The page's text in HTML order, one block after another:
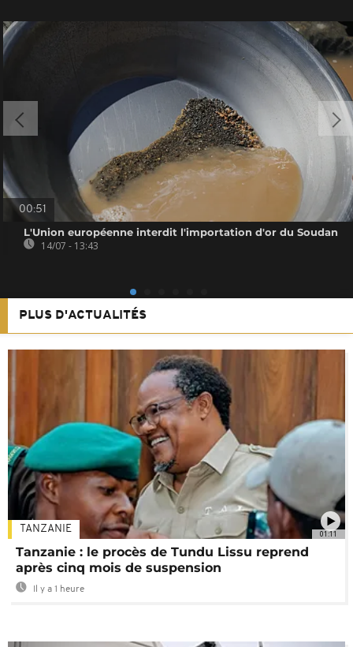
00:51
L'Union européenne interdit l'importation d'or du Soudan
14/07 - 13:43
PLUS D'ACTUALITÉS
01:11
TANZANIE
Tanzanie : le procès de Tundu Lissu reprend
après cinq mois de suspension
Il y a 1 heure